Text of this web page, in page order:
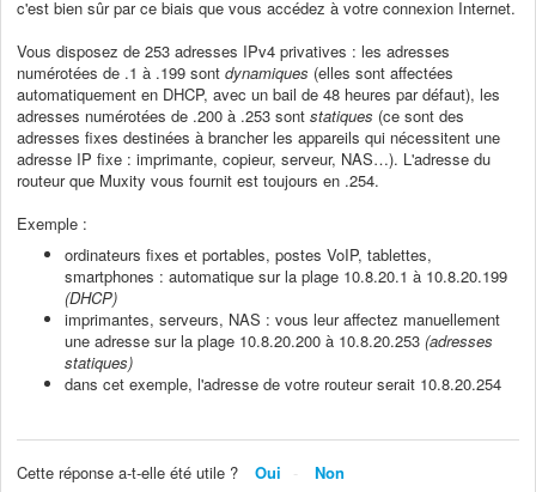
c'est bien sûr par ce biais que vous accédez à votre connexion Internet.
Vous disposez de 253 adresses IPv4 privatives : les adresses
numérotées de .1 à .199 sont dynamiques (elles sont affectées
automatiquement en DHCP, avec un bail de 48 heures par défaut), les
adresses numérotées de .200 à .253 sont statiques (ce sont des
adresses fixes destinées à brancher les appareils qui nécessitent une
adresse IP fixe : imprimante, copieur, serveur, NAS…). L'adresse du
routeur que Muxity vous fournit est toujours en .254.
Exemple :
ordinateurs fixes et portables, postes VoIP, tablettes,
smartphones : automatique sur la plage 10.8.20.1 à 10.8.20.199
(DHCP)
imprimantes, serveurs, NAS : vous leur affectez manuellement
une adresse sur la plage 10.8.20.200 à 10.8.20.253 (adresses
statiques)
dans cet exemple, l'adresse de votre routeur serait 10.8.20.254
Cette réponse a-t-elle été utile ? Oui Non